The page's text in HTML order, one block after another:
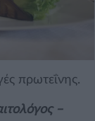
πρωτεΐνης.
–